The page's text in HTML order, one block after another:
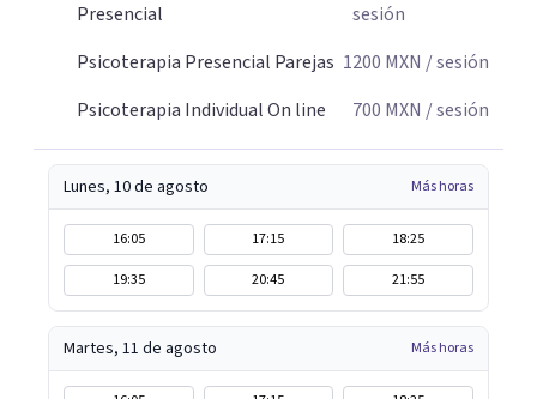
Presencial
sesión
Psicoterapia Presencial Parejas 1200 MXN / sesión
Psicoterapia Individual On line
700 MXN / sesión
Lunes, 10 de agosto Más horas
16:05 17:15
18:25
19:35
20:45 21:55
Martes, 11 de agosto Más horas